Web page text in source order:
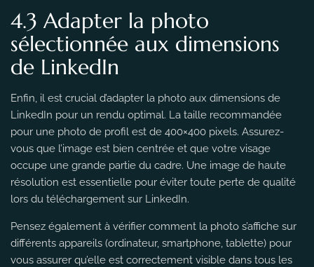
4.3 Adapter la photo
sélectionnée aux dimensions
de LinkedIn
Enfin, il est crucial d’adapter la photo aux dimensions de
LinkedIn pour un rendu optimal. La taille recommandée
pour une photo de profil est de 400×400 pixels. Assurez-
vous que l’image est bien centrée et que votre visage
occupe une grande partie du cadre. Une image de haute
résolution est essentielle pour éviter toute perte de qualité
lors du téléchargement sur LinkedIn.
Pensez également à vérifier comment la photo s’affiche sur
différents appareils (ordinateur, smartphone, tablette) pour
vous assurer qu’elle est correctement visible dans tous les